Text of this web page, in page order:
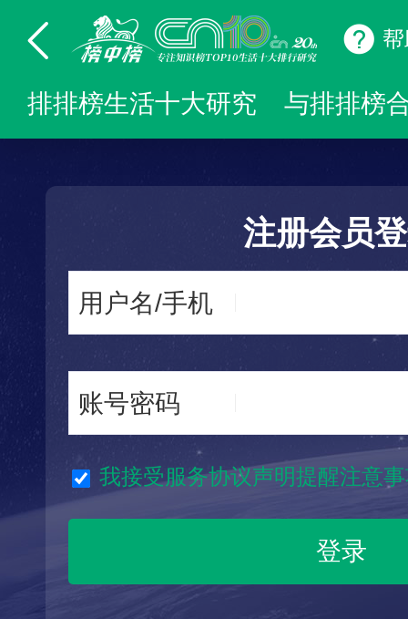
排排榜生活十大研究 与排排榜
注册会员
用户名/手机
账号密码
我接受服务协议声明提醒注意